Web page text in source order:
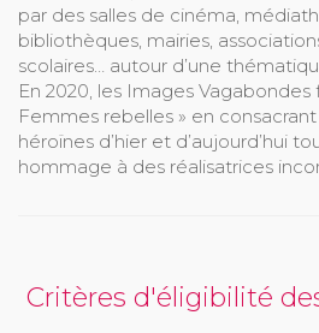
par des salles de cinéma,
bibliothèques, mairies,
scolaires… autour d’une
En 2020, les Images Vagabondes
Femmes rebelles » en
héroïnes d’hier et d’aujourd’hui
hommage à des réalisatrices
Critères d'éligibilité